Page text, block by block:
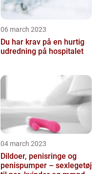
06 march 2023
Du har krav på en hurtig
udredning på hospitalet
04 march 2023
Dildoer, penisringe og
penispumper – sexlegetøj